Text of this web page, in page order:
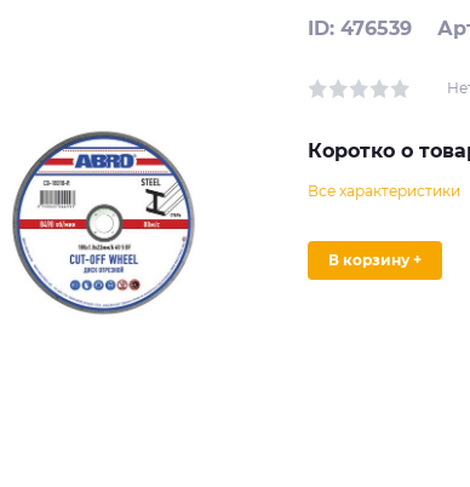
ID: 476539
Коротко о
Все характеристики
В корзину +